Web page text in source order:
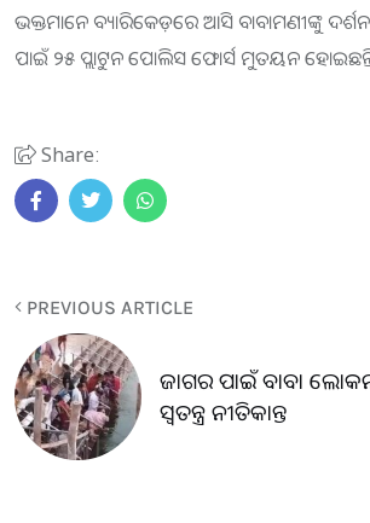
ଭକ୍ତମାନେ ବ୍ୟାରିକେଡ଼ରେ ଆସି ବାବାମଣୀଙ୍କୁ ଦର୍ଶନ
ପାଇଁ ୨୫ ପ୍ଲାଟୁନ ପୋଲିସ ଫୋର୍ସ ମୁତୟନ ହୋଇଛନ୍ତି
Share:
PREVIOUS ARTICLE
ଜାଗର ପାଇଁ ବାବା
ସ୍ବତନ୍ତ୍ର ନୀତିକାନ୍ତ